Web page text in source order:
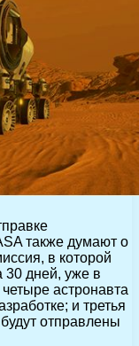
также думают о
в которой
30 дней, уже в
астронавта
и третья
отправлены